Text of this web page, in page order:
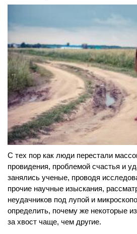
С тех пор как люди перестали
провидения, проблемой счастья и
занялись ученые, проводя
прочие научные изыскания,
неудачников под лупой и
определить, почему же некоторые
за хвост чаще, чем другие.